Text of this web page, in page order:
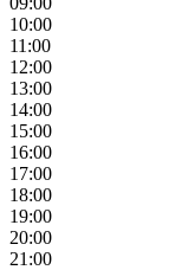
10:00
11:00
12:00
13:00
14:00
15:00
16:00
17:00
18:00
19:00
20:00
21:00